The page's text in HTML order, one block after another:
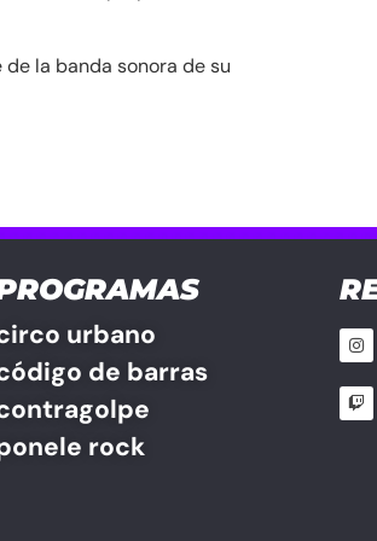
la banda sonora de su
urbano
de barras
rock